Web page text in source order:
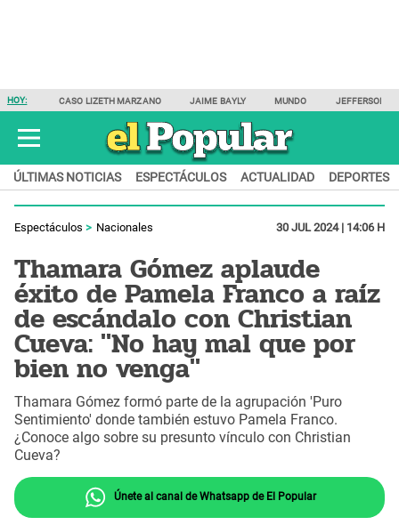
HOY: CASO LIZETH MARZANO JAIME BAYLY MUNDO JEFFERSON
ÚLTIMAS NOTICIAS ESPECTÁCULOS ACTUALIDAD DEPORTES
Espectáculos Nacionales 30 JUL 2024 | 14:06 H
Thamara Gómez aplaude
éxito de Pamela Franco a raíz
de escándalo con Christian
Cueva: "No hay mal que por
bien no venga"
Thamara Gómez formó parte de la agrupación 'Puro
Sentimiento' donde también estuvo Pamela Franco.
¿Conoce algo sobre su presunto vínculo con Christian
Cueva?
Únete al canal de Whatsapp de El Popular